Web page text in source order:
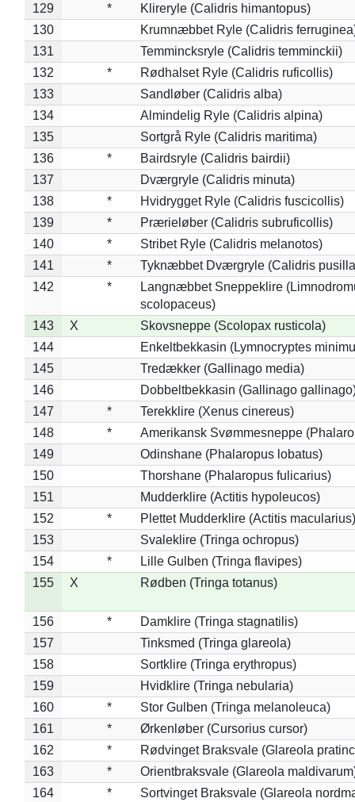
129
*
Klireryle (Calidris himantopus)
130
Krumnæbbet Ryle (Calidris
131
Temmincksryle (Calidris temminckii)
132
*
Rødhalset Ryle (Calidris ruficollis)
133
Sandløber (Calidris alba)
134
Almindelig Ryle (Calidris alpina)
135
Sortgrå Ryle (Calidris maritima)
136
*
Bairdsryle (Calidris bairdii)
137
Dværgryle (Calidris minuta)
138
*
Hvidrygget Ryle (Calidris fuscicollis)
139
*
Prærieløber (Calidris subruficollis)
140
*
Stribet Ryle (Calidris melanotos)
141
*
Tyknæbbet Dværgryle (Calidris
142
*
Langnæbbet Sneppeklire
scolopaceus)
143
X
Skovsneppe (Scolopax rusticola)
144
Enkeltbekkasin (Lymnocryptes
145
Tredækker (Gallinago media)
146
Dobbeltbekkasin (Gallinago
147
*
Terekklire (Xenus cinereus)
148
*
Amerikansk Svømmesneppe
149
Odinshane (Phalaropus lobatus)
150
Thorshane (Phalaropus fulicarius)
151
Mudderklire (Actitis hypoleucos)
152
*
Plettet Mudderklire (Actitis macularius)
153
Svaleklire (Tringa ochropus)
154
*
Lille Gulben (Tringa flavipes)
155
X Rødben (Tringa totanus)
156 *
Damklire (Tringa stagnatilis)
157
Tinksmed (Tringa glareola)
158
Sortklire (Tringa erythropus)
159
Hvidklire (Tringa nebularia)
160
*
Stor Gulben (Tringa melanoleuca)
161
*
Ørkenløber (Cursorius cursor)
162
*
Rødvinget Braksvale (Glareola
163
*
Orientbraksvale (Glareola
164
*
Sortvinget Braksvale (Glareola